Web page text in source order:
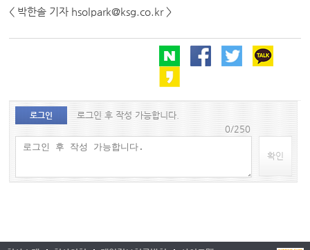
< 박한솔 기자 hsolpark@ksg.co.kr >
로그인
로그인 후 작성 가능합니다.
0/250
확인